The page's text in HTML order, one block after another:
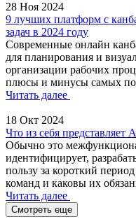
28 Ноя 2024
9 лучших платформ с
задач в 2024 году
Современные онлайн
для планирования и
организации рабочих
плюсы и минусы самых
Читать далее
18 Окт 2024
Что из себя представляет
Обычно это
идентифицирует,
пользу за короткий
команд и каковы их
Читать далее
Смотреть еще